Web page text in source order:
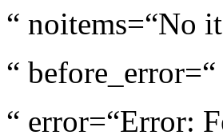
“ noitems=“No
“ before_error=“
“ error=“Error: